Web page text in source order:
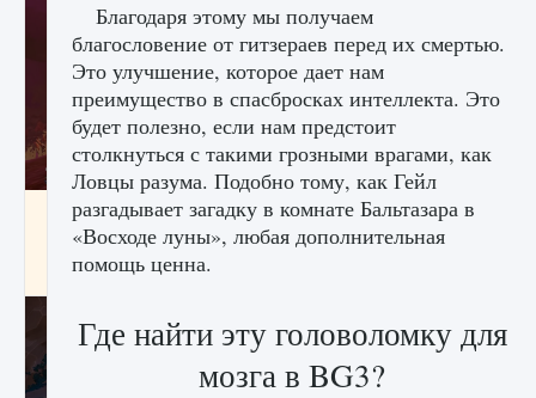
Как приручить существ джунглей Нари в
игре Creatures of Ava
9 августа 2024
Благодаря этому мы получаем
благословение от гитзераев перед их смертью.
Это улучшение, которое дает нам
преимущество в спасбросках интеллекта. Это
будет полезно, если нам предстоит
столкнуться с такими грозными врагами, как
Ловцы разума. Подобно тому, как Гейл
разгадывает загадку в комнате Бальтазара в
«Восходе луны», любая дополнительная
помощь ценна.
Где найти эту головоломку для
мозга в BG3?